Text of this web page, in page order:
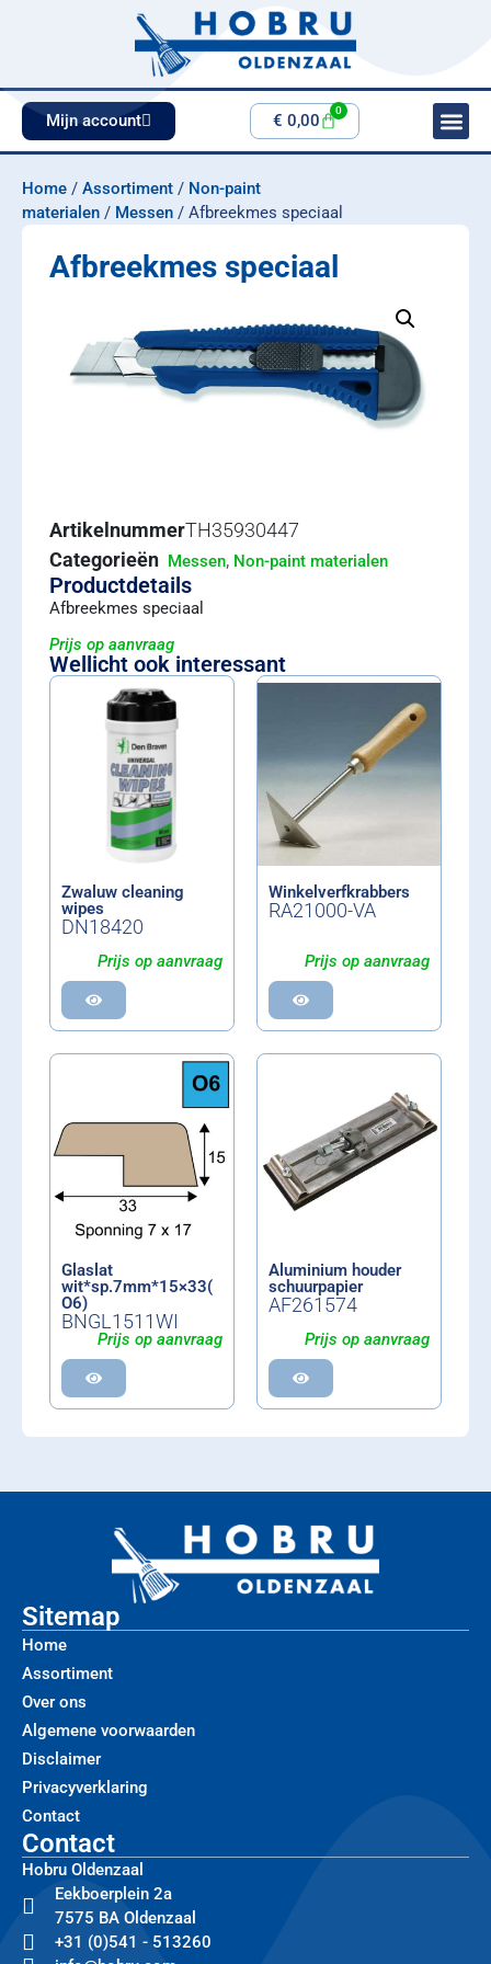
Mijn account € 0,00
0
Home / Assortiment / Non-paint
materialen / Messen / Afbreekmes speciaal
Afbreekmes speciaal
ArtikelnummerTH35930447
Categorieën Messen, Non-paint materialen
Productdetails
Afbreekmes speciaal
Prijs op aanvraag
Wellicht ook interessant
Zwaluw cleaning
wipes
DN18420
Prijs op aanvraag
Winkelverfkrabbers
RA21000-VA
Prijs op aanvraag
Glaslat
wit*sp.7mm*15×33(
O6)
BNGL1511WI
Prijs op aanvraag
Aluminium houder
schuurpapier
AF261574
Prijs op aanvraag
Sitemap
Home
Assortiment
Over ons
Algemene voorwaarden
Disclaimer
Privacyverklaring
Contact
Contact
Hobru Oldenzaal
Eekboerplein 2a
7575 BA Oldenzaal
+31 (0)541 - 513260